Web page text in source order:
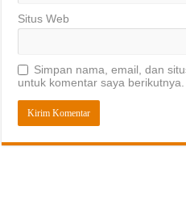
Situs Web
Simpan nama, email, dan
untuk komentar saya berikutnya.